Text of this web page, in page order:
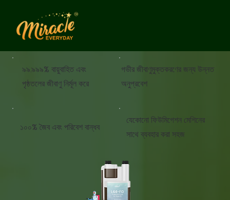
৯৯.৯৯৯% বায়ুবাহিত এবং
পৃষ্ঠতলের জীবাণু নির্মূল করে
১০০% জৈব এবং পরিবেশ বান্ধব
গভীর জীবাণুমুক্তকরণের জন্য উন্নত
অনুপ্রবেশ
যেকোনো ফিউমিগেশন মেশিনের
সাথে ব্যবহার করা সহজ